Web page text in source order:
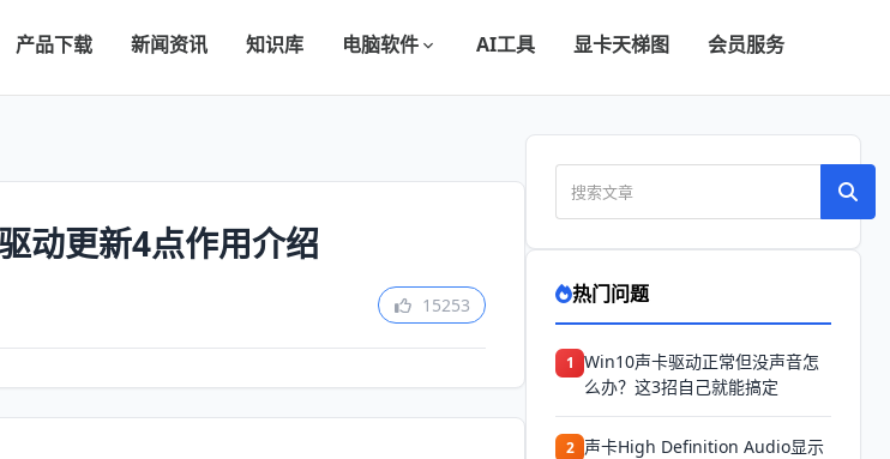
产品下载 新闻资讯 知识库 电脑软件 AI工具 显卡天梯图 会员服务
动更新4点作用介绍
15253 热门问题
1 Win10声卡驱动正常但没声音怎
么办？这3招自己就能搞定
2 声卡High Definition Audio显示